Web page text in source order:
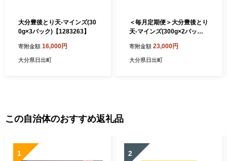
大分豊後とり天-マインズ(30
0g×3パック)【1283263】
寄附金額 16,000円
大分県日出町
＜毎月定期便＞大分豊後とり
天-マインズ(300g×2パック)
寄附金額 23,000円
大分県日出町
この自治体のおすすめ返礼品
1 2